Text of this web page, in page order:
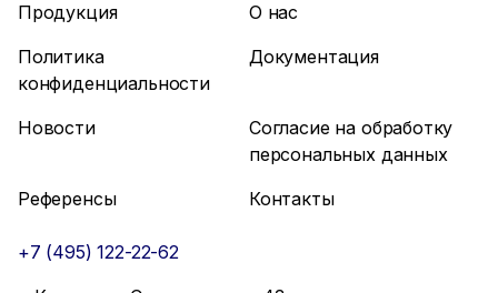
Продукция
О нас
Политика
конфиденциальности
Документация
Новости
Согласие на обработку
персональных данных
Референсы
Контакты
+7 (495) 122-22-62